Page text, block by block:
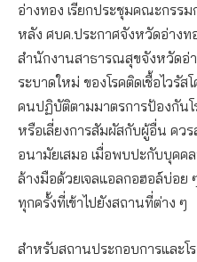
อ่างทอง เรียกประชุมคณะกรรม
หลัง ศบค.ประกาศจังหวัดอ่าง
สำนักงานสาธารณสุขจังหวัดอ่
ระบาดใหม่ ของโรคติดเชื้อไวรั
คนปฏิบัติตามมาตรการป้องกันโ
หรือเลี่ยงการสัมผัสกับผู้อื่น คว
อนามัยเสมอ เมื่อพบปะกับบุคค
ล้างมือด้วยเจลแอลกอฮอล์บ่อย
ทุกครั้งที่เข้าไปยังสถานที่ต่าง ๆ
สำหรับสถานประกอบการและโ